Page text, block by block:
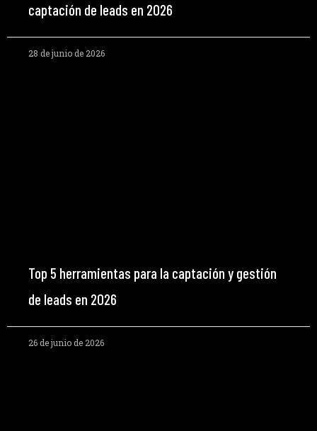
captación de leads en 2026
28 de junio de 2026
Top 5 herramientas para la captación y gestión
de leads en 2026
26 de junio de 2026